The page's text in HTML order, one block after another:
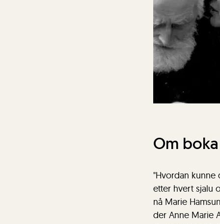
Om boka
"Hvordan kunne
etter hvert sjalu
nå Marie
der Anne Marie